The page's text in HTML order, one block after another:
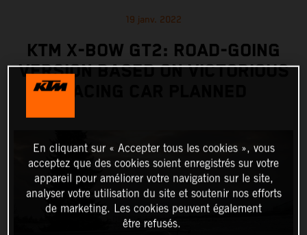
19 janv. 2022
KTM X-BOW GT2: ROAD-GOING
VERSION BASED ON VICTORIOUS
RACING CAR PLANNED
En cliquant sur « Accepter tous les cookies », vous
acceptez que des cookies soient enregistrés sur votre
appareil pour améliorer votre navigation sur le site,
analyser votre utilisation du site et soutenir nos efforts
de marketing. Les cookies peuvent également
être refusés.